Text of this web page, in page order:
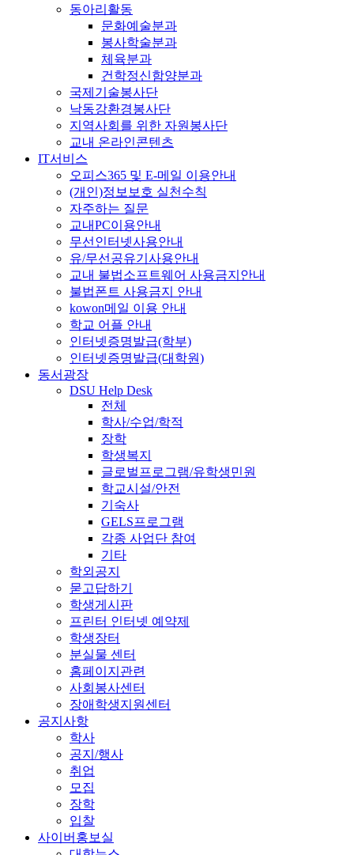
동아리활동
문화예술분과
봉사학술분과
체육분과
건학정신함양분과
국제기술봉사단
낙동강환경봉사단
지역사회를 위한 자원봉사단
교내 온라인콘텐츠
IT서비스
오피스365 및 E-메일 이용안내
(개인)정보보호 실천수칙
자주하는 질문
교내PC이용안내
무선인터넷사용안내
유/무선공유기사용안내
교내 불법소프트웨어 사용금지안내
불법폰트 사용금지 안내
kowon메일 이용 안내
학교 어플 안내
인터넷증명발급(학부)
인터넷증명발급(대학원)
동서광장
DSU Help Desk
전체
학사/수업/학적
장학
학생복지
글로벌프로그램/유학생민원
학교시설/안전
기숙사
GELS프로그램
각종 사업단 참여
기타
학외공지
묻고답하기
학생게시판
프린터 인터넷 예약제
학생장터
분실물 센터
홈페이지관련
사회봉사센터
장애학생지원센터
공지사항
학사
공지/행사
취업
모집
장학
입찰
사이버홍보실